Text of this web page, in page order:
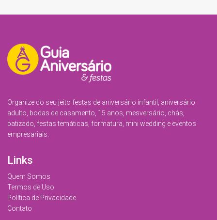
Organize do seu jeito festas de aniversário infantil, aniversário
adulto, bodas de casamento, 15 anos, mesversário, chás,
batizado, festas temáticas, formatura, mini wedding e eventos
empresariais.
Links
Quem Somos
Termos de Uso
Política de Privacidade
Contato